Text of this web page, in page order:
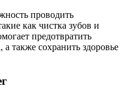
проводить
как чистка зубов и
предотвратить
а также сохранить здоровье